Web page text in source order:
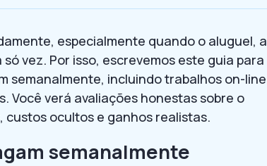
especialmente quando o aluguel, a
vez. Por isso, escrevemos este guia para
semanalmente, incluindo trabalhos on-line
Você verá avaliações honestas sobre o
ocultos e ganhos realistas.
semanalmente